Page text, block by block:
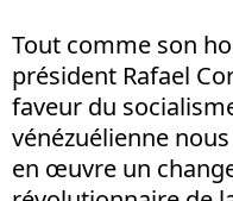
Tout comme son
président Rafael
faveur du
vénézuélienne
en œuvre un